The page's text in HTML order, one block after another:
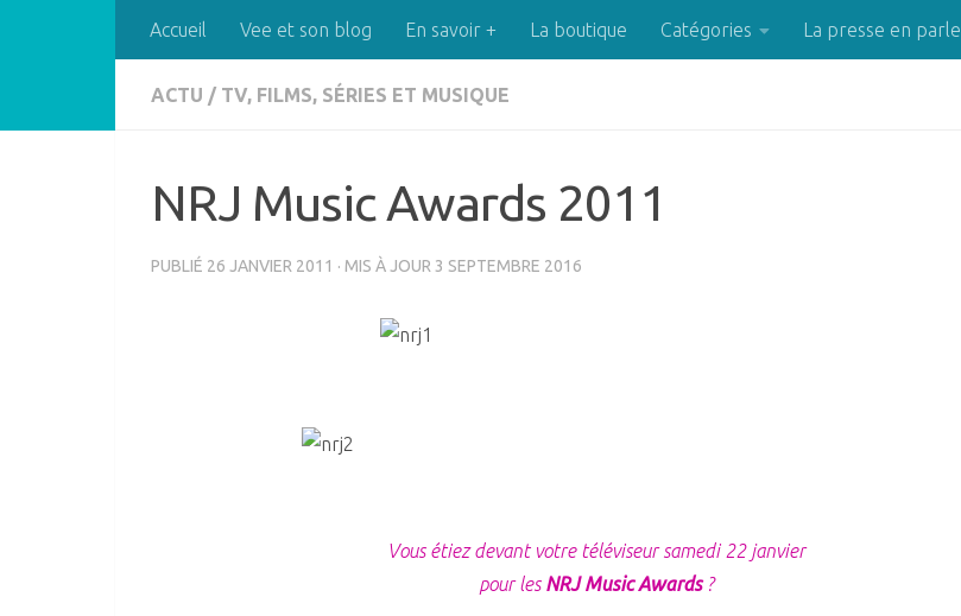
Skip to contentAccueil Vee et son blog En savoir + La boutique Catégories La presse en parle
ACTU / TV, FILMS, SÉRIES ET MUSIQUE
NRJ Music Awards 2011
PUBLIÉ 26 JANVIER 2011 · MIS À JOUR 3 SEPTEMBRE 2016
Vous étiez devant votre téléviseur samedi 22 janvier
pour les NRJ Music Awards?